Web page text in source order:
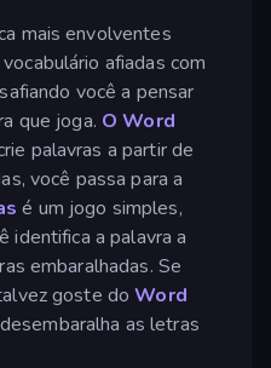
mais envolventes
afiadas com
você a pensar
que joga. O Word
palavras a partir de
você passa para a
é um jogo simples,
identifica a palavra a
embaralhadas. Se
goste doWord
as letras